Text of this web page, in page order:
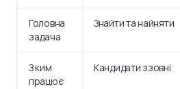
Головна
задача
Знайти та найняти
З ким
працює
Кандидати ззовні